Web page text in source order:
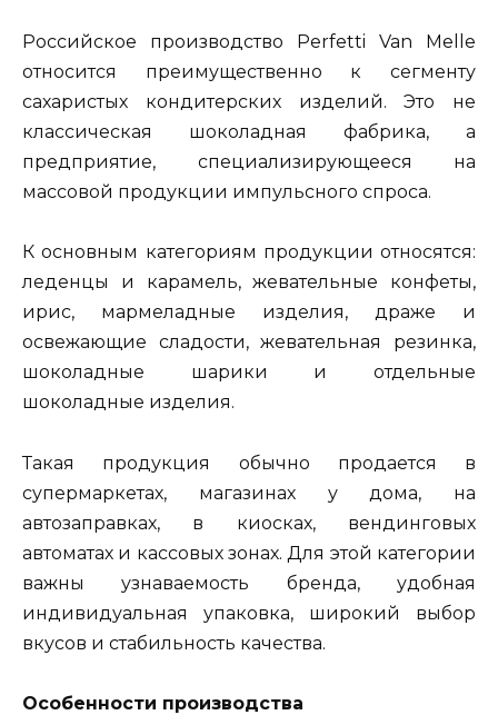
Российское производство Perfetti Van Melle
относится преимущественно к сегменту
сахаристых кондитерских изделий. Это не
классическая шоколадная фабрика, а
предприятие, специализирующееся на
массовой продукции импульсного спроса.
К основным категориям продукции относятся:
леденцы и карамель, жевательные конфеты,
ирис, мармеладные изделия, драже и
освежающие сладости, жевательная резинка,
шоколадные шарики и отдельные
шоколадные изделия.
Такая продукция обычно продается в
супермаркетах, магазинах у дома, на
автозаправках, в киосках, вендинговых
автоматах и кассовых зонах. Для этой категории
важны узнаваемость бренда, удобная
индивидуальная упаковка, широкий выбор
вкусов и стабильность качества.
Особенности производства